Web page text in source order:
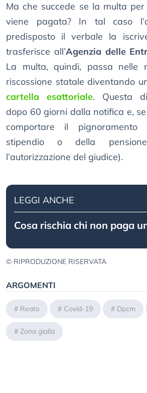
Ma che succede se la multa
viene pagata? In tal caso
predisposto il verbale la
trasferisce all’Agenzia delle
La multa, quindi, passa nelle
riscossione statale diventando
cartella esattoriale. Questa
dopo 60 giorni dalla notifica e,
comportare il
stipendio o della
l’autorizzazione del giudice).
LEGGI ANCHE
Cosa rischia chi non paga
© RIPRODUZIONE RISERVATA
ARGOMENTI
# Reato # Covid-19 # Dpcm
# Zona gialla